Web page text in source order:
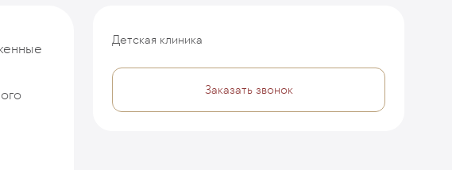
Детская клиника
Заказать звонок